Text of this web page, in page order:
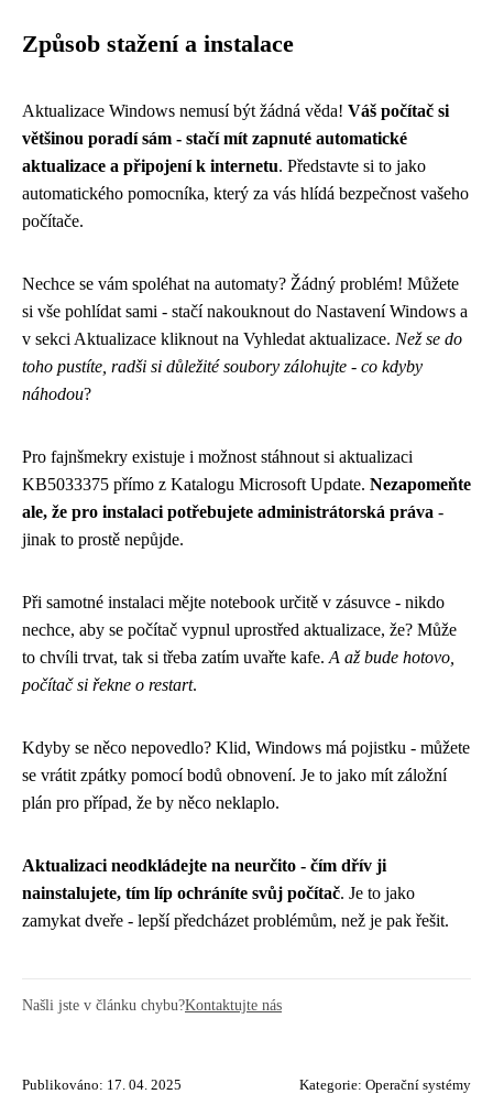
Způsob stažení a instalace
Aktualizace Windows nemusí být žádná věda! Váš počítač si
většinou poradí sám - stačí mít zapnuté automatické
aktualizace a připojení k internetu. Představte si to jako
automatického pomocníka, který za vás hlídá bezpečnost vašeho
počítače.
Nechce se vám spoléhat na automaty? Žádný problém! Můžete
si vše pohlídat sami - stačí nakouknout do Nastavení Windows a
v sekci Aktualizace kliknout na Vyhledat aktualizace. Než se do
toho pustíte, radši si důležité soubory zálohujte - co kdyby
náhodou?
Pro fajnšmekry existuje i možnost stáhnout si aktualizaci
KB5033375 přímo z Katalogu Microsoft Update. Nezapomeňte
ale, že pro instalaci potřebujete administrátorská práva -
jinak to prostě nepůjde.
Při samotné instalaci mějte notebook určitě v zásuvce - nikdo
nechce, aby se počítač vypnul uprostřed aktualizace, že? Může
to chvíli trvat, tak si třeba zatím uvařte kafe. A až bude hotovo,
počítač si řekne o restart.
Kdyby se něco nepovedlo? Klid, Windows má pojistku - můžete
se vrátit zpátky pomocí bodů obnovení. Je to jako mít záložní
plán pro případ, že by něco neklaplo.
Aktualizaci neodkládejte na neurčito - čím dřív ji
nainstalujete, tím líp ochráníte svůj počítač. Je to jako
zamykat dveře - lepší předcházet problémům, než je pak řešit.
Našli jste v článku chybu?Kontaktujte nás
Publikováno: 17. 04. 2025 Kategorie: Operační systémy